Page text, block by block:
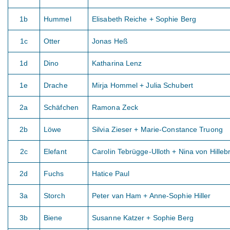
1b Hummel Elisabeth Reiche + Sophie Berg
1c Otter Jonas Heß
1d Dino Katharina Lenz
1e Drache Mirja Hommel + Julia Schubert
2a Schäfchen Ramona Zeck
2b Löwe Silvia Zieser + Marie-Constance Truong
2c Elefant Carolin Tebrügge-Ulloth + Nina von
2d Fuchs Hatice Paul
3a Storch Peter van Ham + Anne-Sophie Hiller
3b Biene Susanne Katzer + Sophie Berg